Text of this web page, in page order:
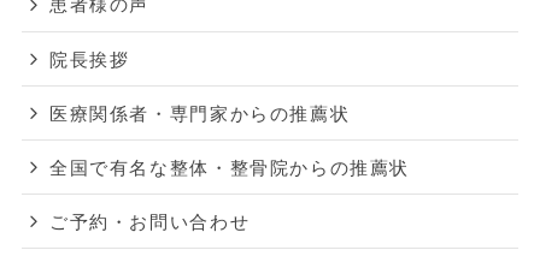
患者様の声
院長挨拶
医療関係者・専門家からの推薦状
全国で有名な整体・整骨院からの推薦状
ご予約・お問い合わせ